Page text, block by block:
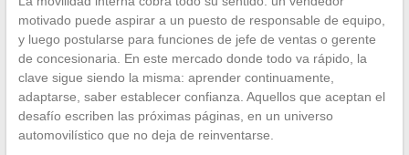
motivado puede aspirar a un puesto de responsable de equipo,
y luego postularse para funciones de jefe de ventas o gerente
de concesionaria. En este mercado donde todo va rápido, la
clave sigue siendo la misma: aprender continuamente,
adaptarse, saber establecer confianza. Aquellos que aceptan el
desafío escriben las próximas páginas, en un universo
automovilístico que no deja de reinventarse.